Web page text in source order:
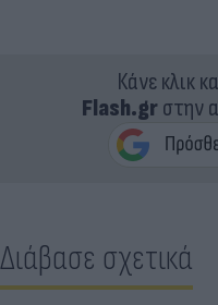
Κάνε κλικ
Flash.grστην
Διάβασε σχετικά